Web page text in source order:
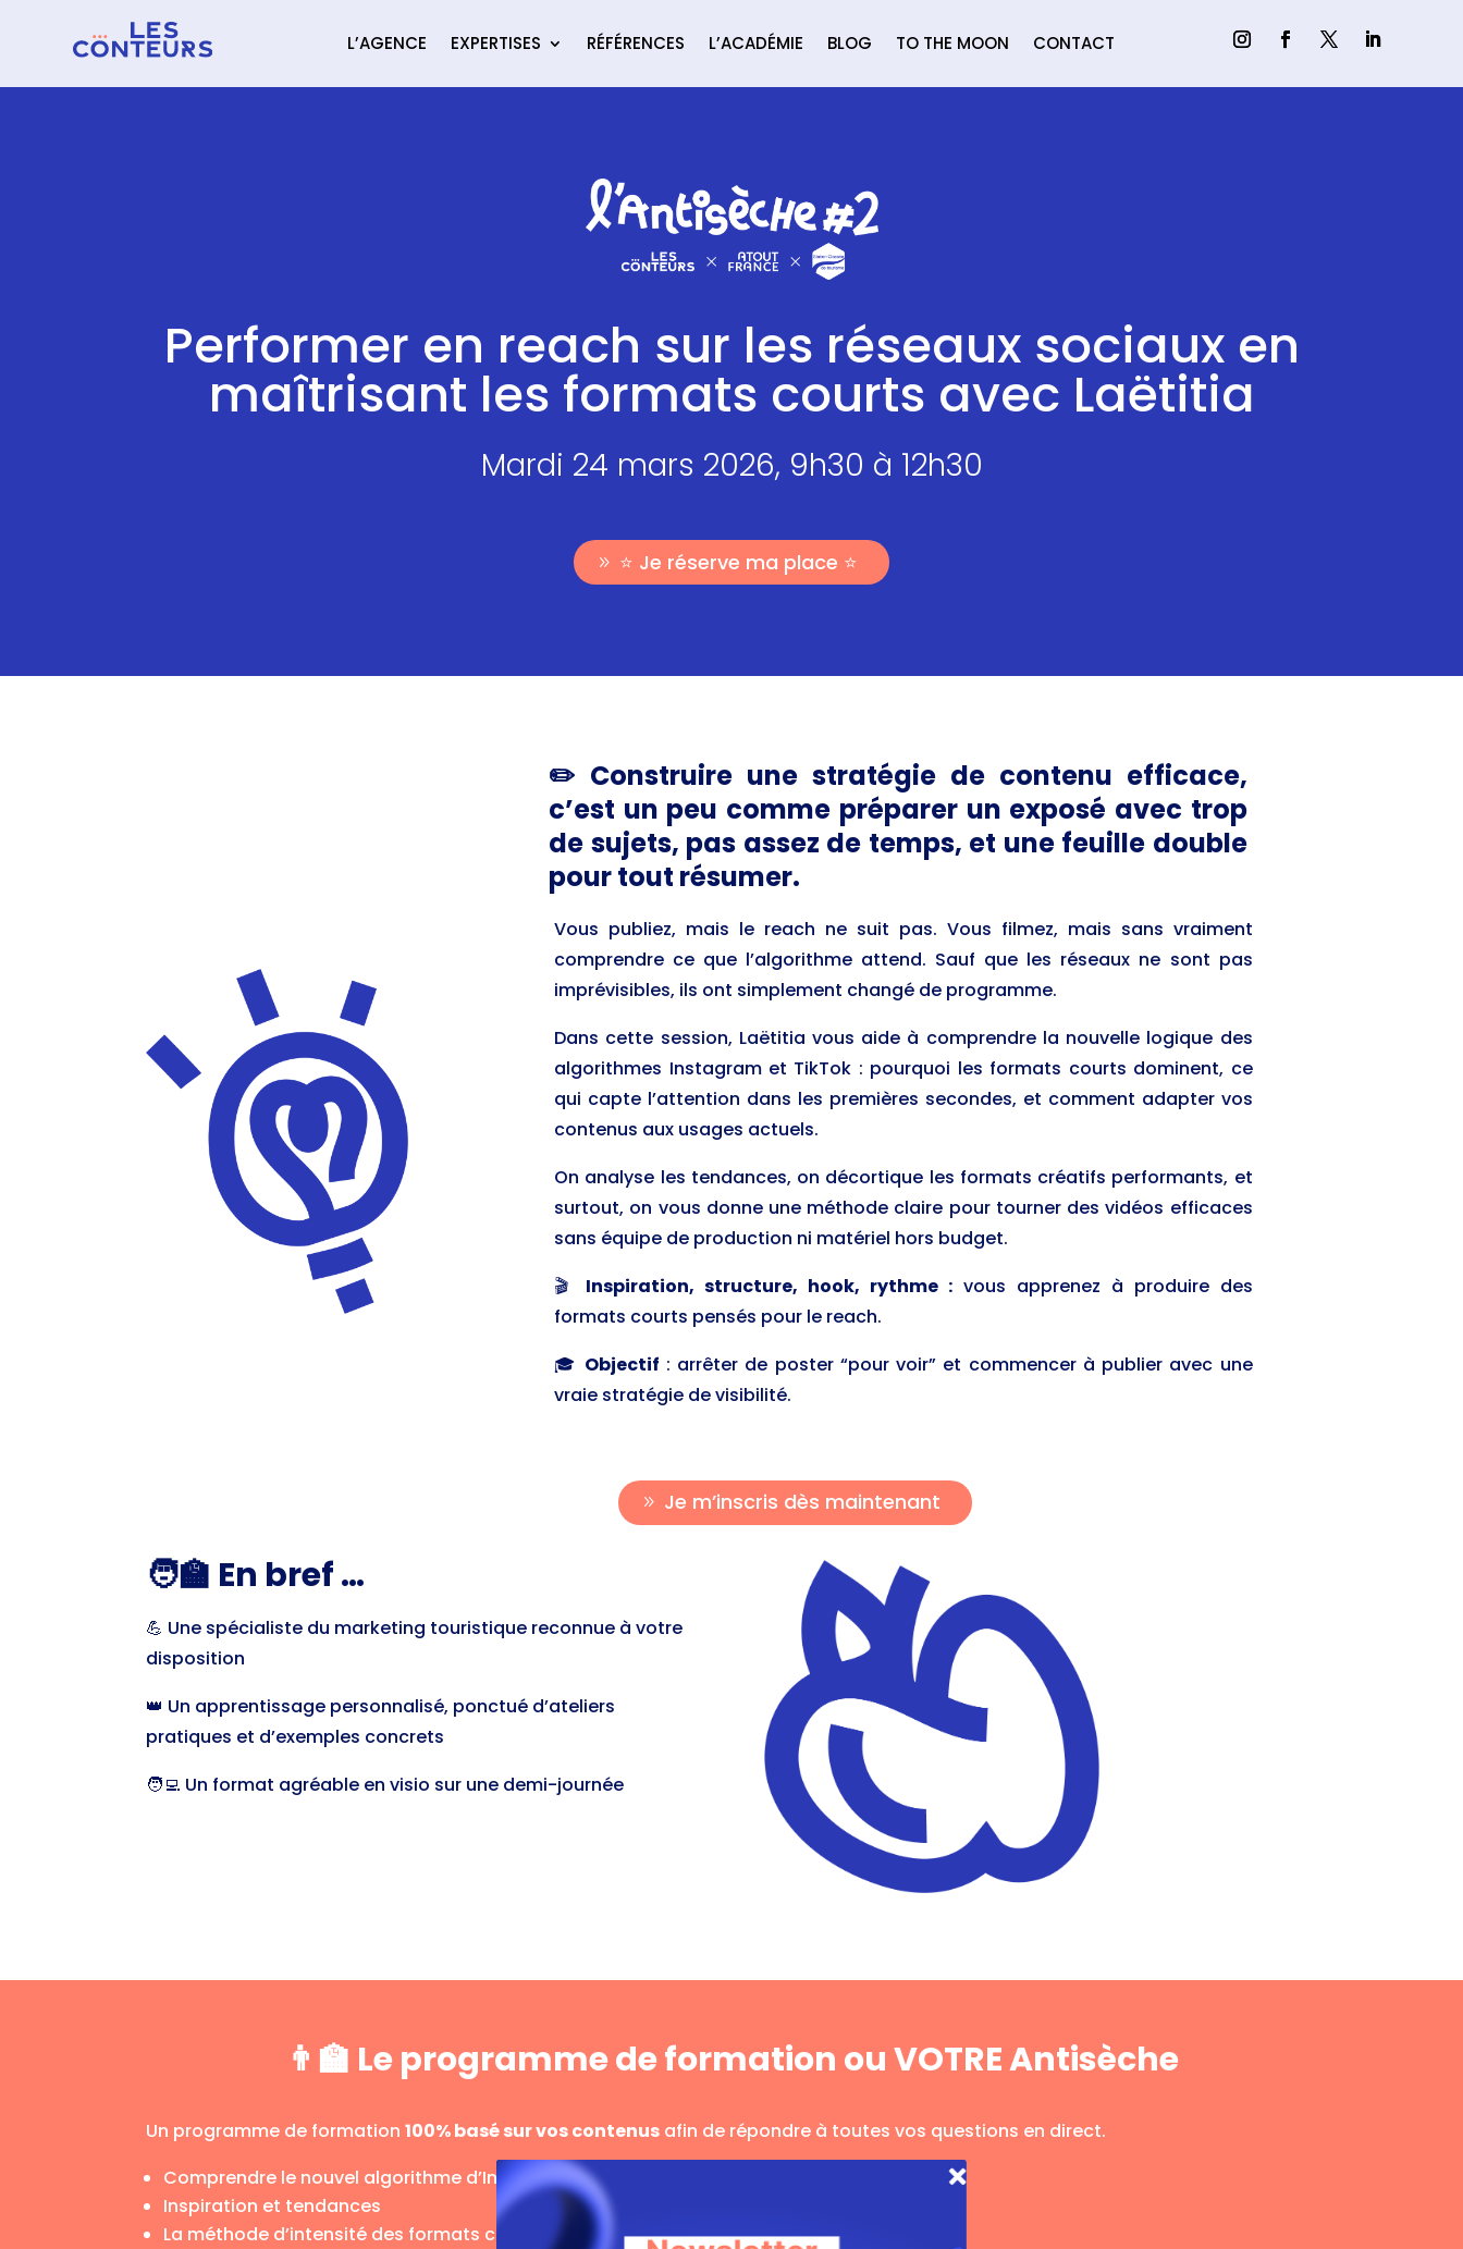
L’AGENCE EXPERTISES RÉFÉRENCES L’ACADÉMIE BLOG TO THE MOON CONTACT
Performer en reach sur les réseaux sociaux en
maîtrisant les formats courts avec Laëtitia
Mardi 24 mars 2026, 9h30 à 12h30
⭐️ Je réserve ma place ⭐️
✏️ Construire une stratégie de contenu efficace,
c’est un peu comme préparer un exposé avec trop
de sujets, pas assez de temps, et une feuille double
pour tout résumer.
Vous publiez, mais le reach ne suit pas. Vous filmez, mais sans vraiment
comprendre ce que l’algorithme attend. Sauf que les réseaux ne sont pas
imprévisibles, ils ont simplement changé de programme.
Dans cette session, Laëtitia vous aide à comprendre la nouvelle logique des
algorithmes Instagram et TikTok : pourquoi les formats courts dominent, ce
qui capte l’attention dans les premières secondes, et comment adapter vos
contenus aux usages actuels.
On analyse les tendances, on décortique les formats créatifs performants, et
surtout, on vous donne une méthode claire pour tourner des vidéos efficaces
sans équipe de production ni matériel hors budget.
🎬 Inspiration, structure, hook, rythme :vous apprenez à produire des
formats courts pensés pour le reach.
🎓 Objectif : arrêter de poster “pour voir” et commencer à publier avec une
vraie stratégie de visibilité.
Je m’inscris dès maintenant
🧑‍🏫 En bref …
💪 Une spécialiste du marketing touristique reconnue à votre
disposition
👑 Un apprentissage personnalisé, ponctué d’ateliers
pratiques et d’exemples concrets
🧑‍💻 Un format agréable en visio sur une demi-journée
👨‍🏫 Le programme de formation ou VOTRE Antisèche
Un programme de formation100% basé sur vos contenus afin de répondre à toutes vos questions en direct.
Comprendre le nouvel algorithme d’Instagram et Tiktok
Inspiration et tendances
La méthode d’intensité des formats courts